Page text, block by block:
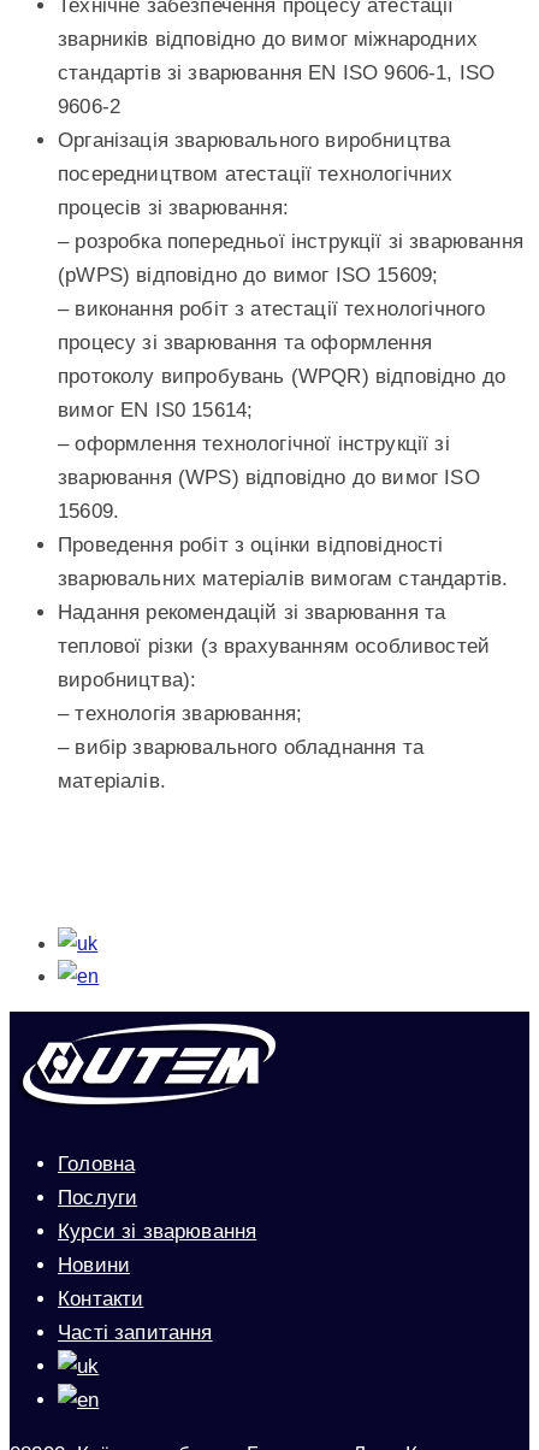
Технічне забезпечення процесу атестації
зварників відповідно до вимог міжнародних
стандартів зі зварювання EN ISO 9606-1, ISO
9606-2
Організація зварювального виробництва
посередництвом атестації технологічних
процесів зі зварювання:
– розробка попередньої інструкції зі зварювання
(pWPS) відповідно до вимог ISO 15609;
– виконання робіт з атестації технологічного
процесу зі зварювання та оформлення
протоколу випробувань (WPQR) відповідно до
вимог EN IS0 15614;
– оформлення технологічної інструкції зі
зварювання (WPS) відповідно до вимог ISO
15609.
Проведення робіт з оцінки відповідності
зварювальних матеріалів вимогам стандартів.
Надання рекомендацій зі зварювання та
теплової різки (з врахуванням особливостей
виробництва):
– технологія зварювання;
– вибір зварювального обладнання та
матеріалів.
Головна
Послуги
Курси зі зварювання
Новини
Контакти
Часті запитання